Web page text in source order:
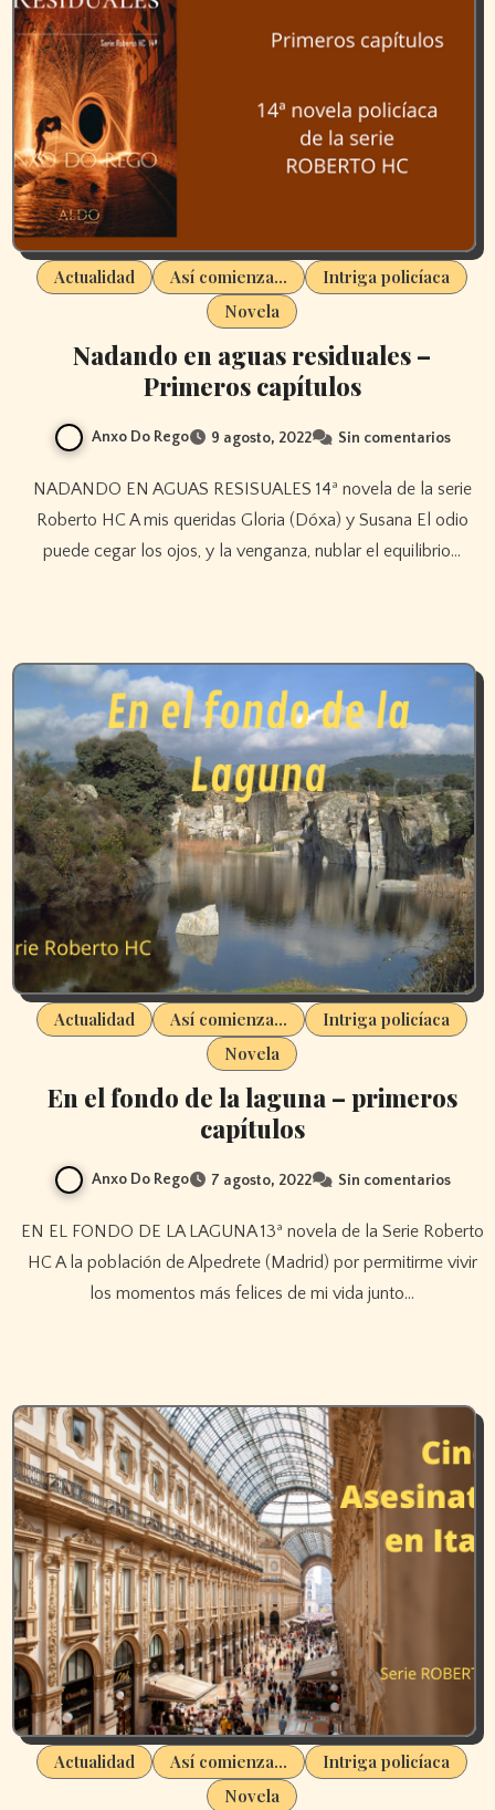
Actualidad Así comienza...
Intriga policíaca
Novela
Nadando en aguas residuales –
Primeros capítulos
Anxo Do Rego 9 agosto, 2022 Sin comentarios
NADANDO EN AGUAS RESISUALES 14ª novela de la serie
Roberto HC A mis queridas Gloria (Dóxa) y Susana El odio
puede cegar los ojos, y la venganza, nublar el equilibrio…
Actualidad Así comienza...
Intriga policíaca
Novela
En el fondo de la laguna – primeros
capítulos
Anxo Do Rego 7 agosto, 2022 Sin comentarios
EN EL FONDO DE LA LAGUNA 13ª novela de la Serie Roberto
HC A la población de Alpedrete (Madrid) por permitirme vivir
los momentos más felices de mi vida junto…
Actualidad Así comienza...
Intriga policíaca
Novela